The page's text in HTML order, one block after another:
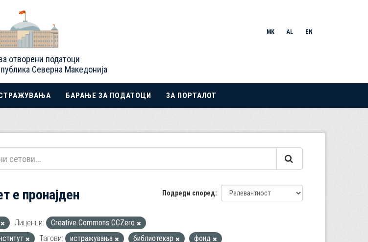
отворени податоци
Северна Македонија
MK AL EN
БАРАЊЕ ЗА ПОДАТОЦИ ЗА ПОРТАЛОТ
Подреди според
е пронајден
Лиценци:
Creative Commons CCZero
Тагови: истражувања библиотекар фонд